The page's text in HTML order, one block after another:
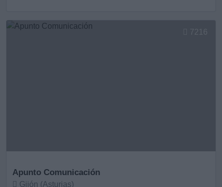
Apunto Comunicación
Gijón (Asturias)
7216